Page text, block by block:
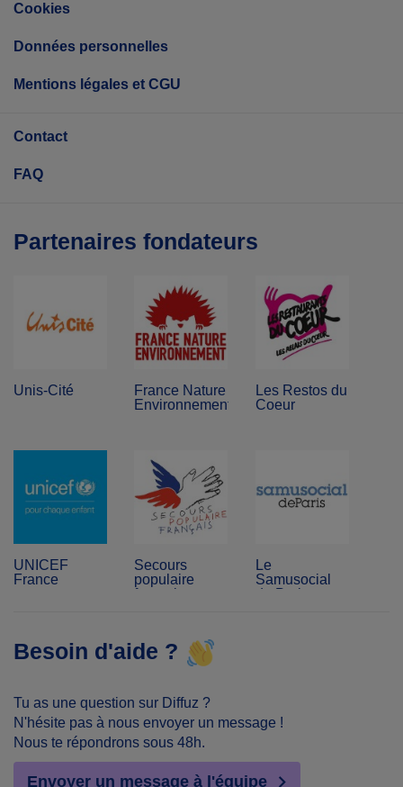
Cookies
Données personnelles
Mentions légales et CGU
Contact
FAQ
Partenaires fondateurs
Unis-Cité
France Nature
Environnement
Les Restos du
Coeur
UNICEF
France
Secours
populaire
français
Le
Samusocial
de Paris
Besoin d'aide ?
Tu as une question sur Diffuz ?
N'hésite pas à nous envoyer un message !
Nous te répondrons sous 48h.
Envoyer un message à l'équipe